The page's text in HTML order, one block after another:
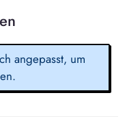
angepasst, um